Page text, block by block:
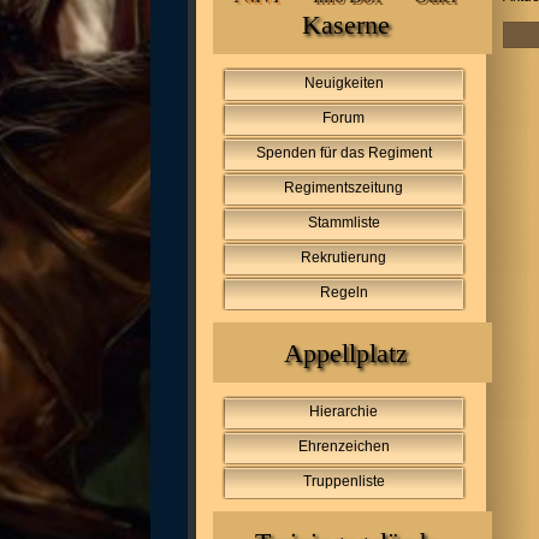
Kaserne
Neuigkeiten
Forum
Spenden für das Regiment
Regimentszeitung
Stammliste
Rekrutierung
Regeln
Appellplatz
Hierarchie
Ehrenzeichen
Truppenliste